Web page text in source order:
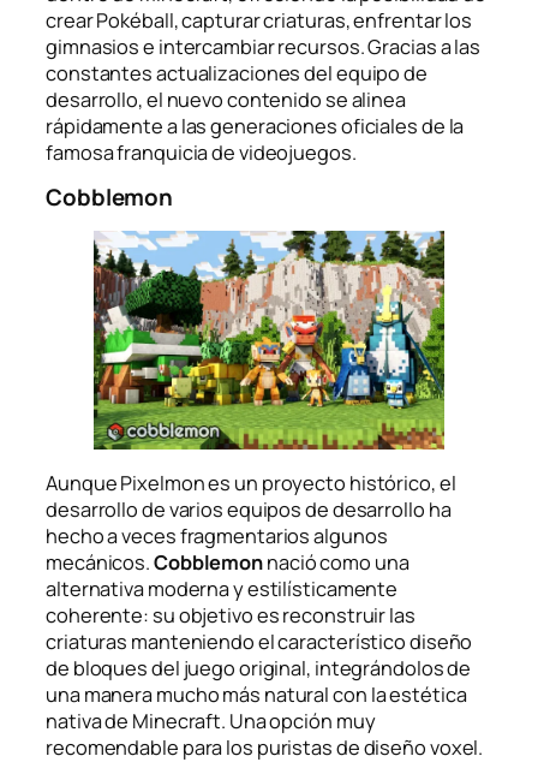
crear Pokéball, capturar criaturas, enfrentar los
gimnasios e intercambiar recursos. Gracias a las
constantes actualizaciones del equipo de
desarrollo, el nuevo contenido se alinea
rápidamente a las generaciones oficiales de la
famosa franquicia de videojuegos.
Cobblemon
Aunque Pixelmon es un proyecto histórico, el
desarrollo de varios equipos de desarrollo ha
hecho a veces fragmentarios algunos
mecánicos.Cobblemonnació como una
alternativa moderna y estilísticamente
coherente: su objetivo es reconstruir las
criaturas manteniendo el característico diseño
de bloques del juego original, integrándolos de
una manera mucho más natural con la estética
nativa de Minecraft. Una opción muy
recomendable para los puristas de diseño voxel.